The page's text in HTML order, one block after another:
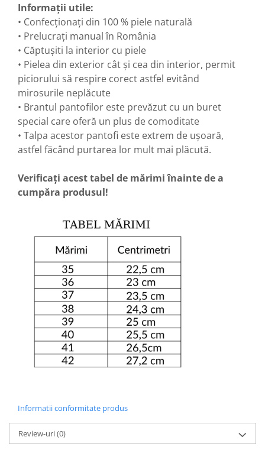
Informații utile:
• Confecționați din 100 % piele naturală
• Prelucrați manual în România
• Căptușiti la interior cu piele
• Pielea din exterior cât și cea din interior, permit
piciorului să respire corect astfel evitând
mirosurile neplăcute
• Brantul pantofilor este prevăzut cu un buret
special care oferă un plus de comoditate
• Talpa acestor pantofi este extrem de ușoară,
astfel făcând purtarea lor mult mai plăcută.
Verificați acest tabel de mărimi înainte de a
cumpăra produsul!
Informatii conformitate produs
Review-uri(0)